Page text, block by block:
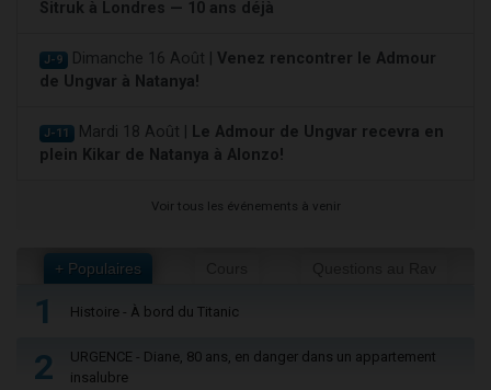
Sitruk à Londres — 10 ans déjà
J-9 Dimanche 16 Août | Venez rencontrer le Admour
de Ungvar à Natanya!
J-11 Mardi 18 Août |
Le Admour de Ungvar recevra en
plein Kikar de Natanya à Alonzo!
Voir tous les événements à venir
+ Populaires
1 Histoire - À bord du Titanic
2
URGENCE - Diane, 80 ans, en danger dans un appartement
insalubre